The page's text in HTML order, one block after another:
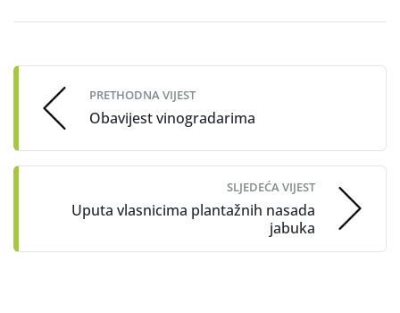
navigation
PRETHODNA VIJEST
Obavijest vinogradarima
SLJEDEĆA VIJEST
Uputa vlasnicima plantažnih nasada
jabuka